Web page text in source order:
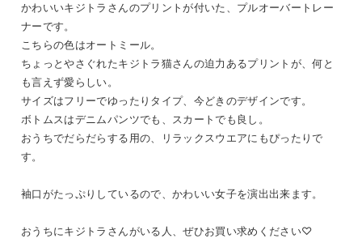
かわいいキジトラさんのプリントが付いた、プルオーバートレー
ナーです。
こちらの色はオートミール。
ちょっとやさぐれたキジトラ猫さんの迫力あるプリントが、何と
も言えず愛らしい。
サイズはフリーでゆったりタイプ、今どきのデザインです。
ボトムスはデニムパンツでも、スカートでも良し。
おうちでだらだらする用の、リラックスウエアにもぴったりで
す。
袖口がたっぷりしているので、かわいい女子を演出出来ます。
おうちにキジトラさんがいる人、ぜひお買い求めください♡